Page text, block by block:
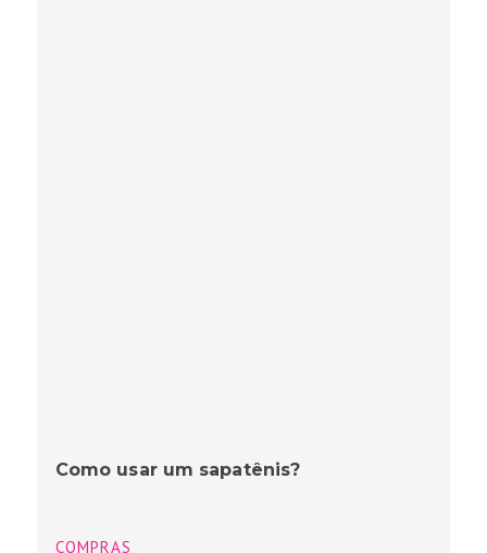
Como usar um sapatênis?
COMPRAS